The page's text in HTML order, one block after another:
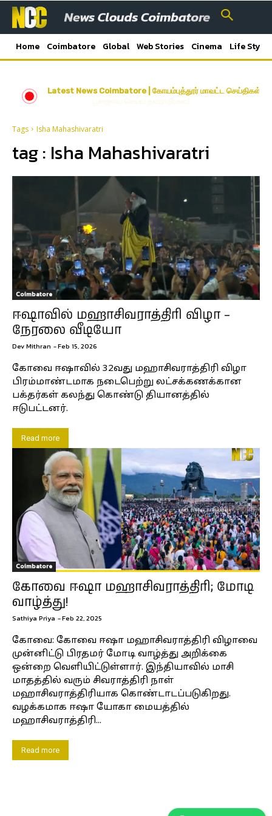
Home Coimbatore Global Web Stories Cinema Life Style
ஆடி 4வது வெள்ளி ஸ்பெஷல்… பெண்கள் மறக்காமல் இந்தப்
Latest News Coimbatore | கோயம்புத்தூர் மாவட்ட செய்திகள்
Tags Isha Mahashivaratri
tag : Isha Mahashivaratri
Coimbatore
ஈஷாவில் மஹாசிவராத்திரி விழா –
நேரலை வீடியோ
Dev Mithran -Feb 15, 2026
கோவை ஈஷாவில் 32வது மஹாசிவராத்திரி விழா
பிரம்மாண்டமாக நடைபெற்று லட்சக்கணக்கான
பக்தர்கள் கலந்து கொண்டு தியானத்தில்
ஈடுபட்டனர்.
Read more
Coimbatore
கோவை ஈஷா மஹாசிவராத்திரி; மோடி
வாழ்த்து!
Sathiya Priya -Feb 22, 2025
கோவை: கோவை ஈஷா மஹாசிவராத்திரி விழாவை
முன்னிட்டு பிரதமர் மோடி வாழ்த்து அறிக்கை
ஒன்றை வெளியிட்டுள்ளார். இந்தியாவில் மாசி
மாதத்தில் வரும் சிவராத்திரி நாள்
மஹாசிவராத்திரியாக கொண்டாடப்படுகிறது.
வழக்கமாக ஈஷா யோகா மையத்தில்
மஹாசிவராத்திரி...
Read more